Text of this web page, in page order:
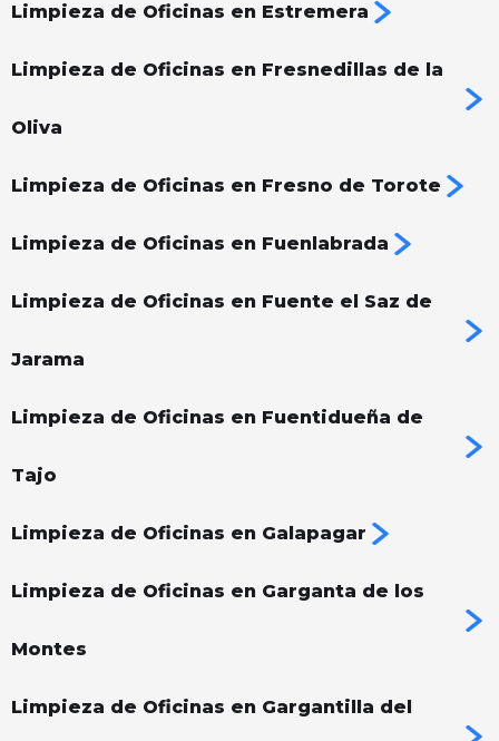
Limpieza de Oficinas en Estremera
Limpieza de Oficinas en Fresnedillas de la
Oliva
Limpieza de Oficinas en Fresno de Torote
Limpieza de Oficinas en Fuenlabrada
Limpieza de Oficinas en Fuente el Saz de
Jarama
Limpieza de Oficinas en Fuentidueña de
Tajo
Limpieza de Oficinas en Galapagar
Limpieza de Oficinas en Garganta de los
Montes
Limpieza de Oficinas en Gargantilla del